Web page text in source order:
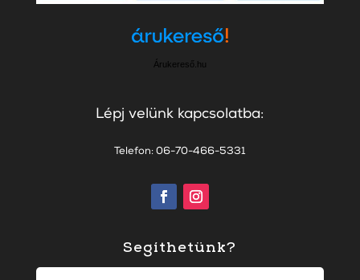
Árukereső.hu
Lépj velünk kapcsolatba:
Telefon: 06-70-466-5331
Segíthetünk?